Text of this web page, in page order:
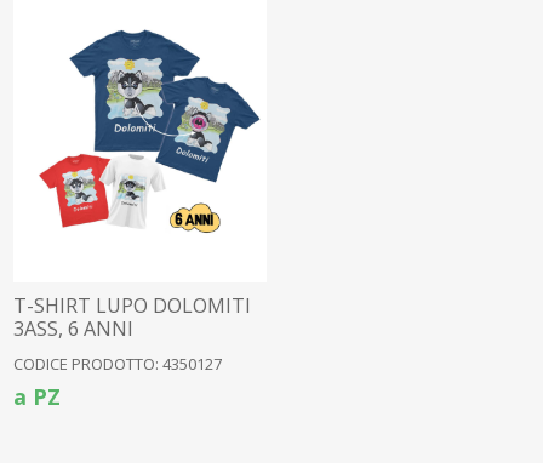
T-SHIRT LUPO DOLOMITI
3ASS, 6 ANNI
CODICE PRODOTTO: 4350127
a PZ